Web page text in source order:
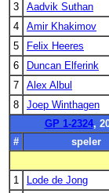
3
Aadvik Suthan
4
Amir Khakimov
5
Felix Heeres
6
Duncan Elferink
7
Alex Albul
8
Joep Winthagen
GP 1-2324,
#
speler
1
Lode de Jong